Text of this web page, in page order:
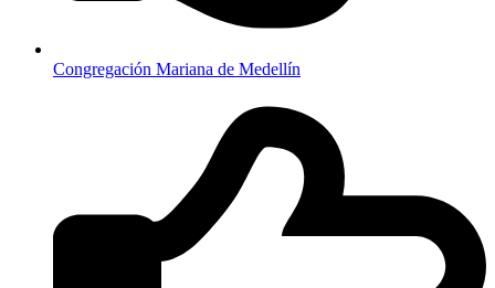
Congregación Mariana de Medellín